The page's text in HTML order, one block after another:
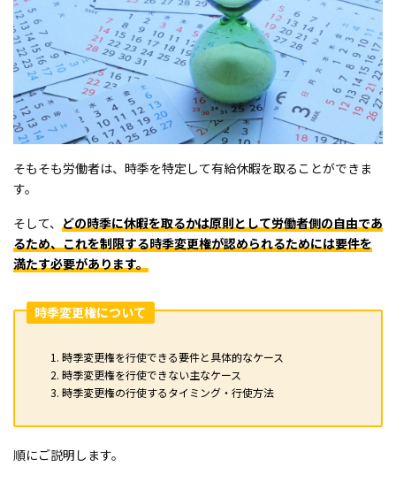
そもそも労働者は、時季を特定して有給休暇を取ることができま
す。
そして、 どの時季に休暇を取るかは原則として労働者側の自由であ
るため、これを制限する時季変更権が認められるためには要件を
満たす必要があります。
時季変更権について
時季変更権を行使できる要件と具体的なケース
時季変更権を行使できない主なケース
時季変更権の行使するタイミング・行使方法
順にご説明します。